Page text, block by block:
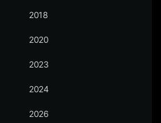
2018
2020
2023
2024
2026